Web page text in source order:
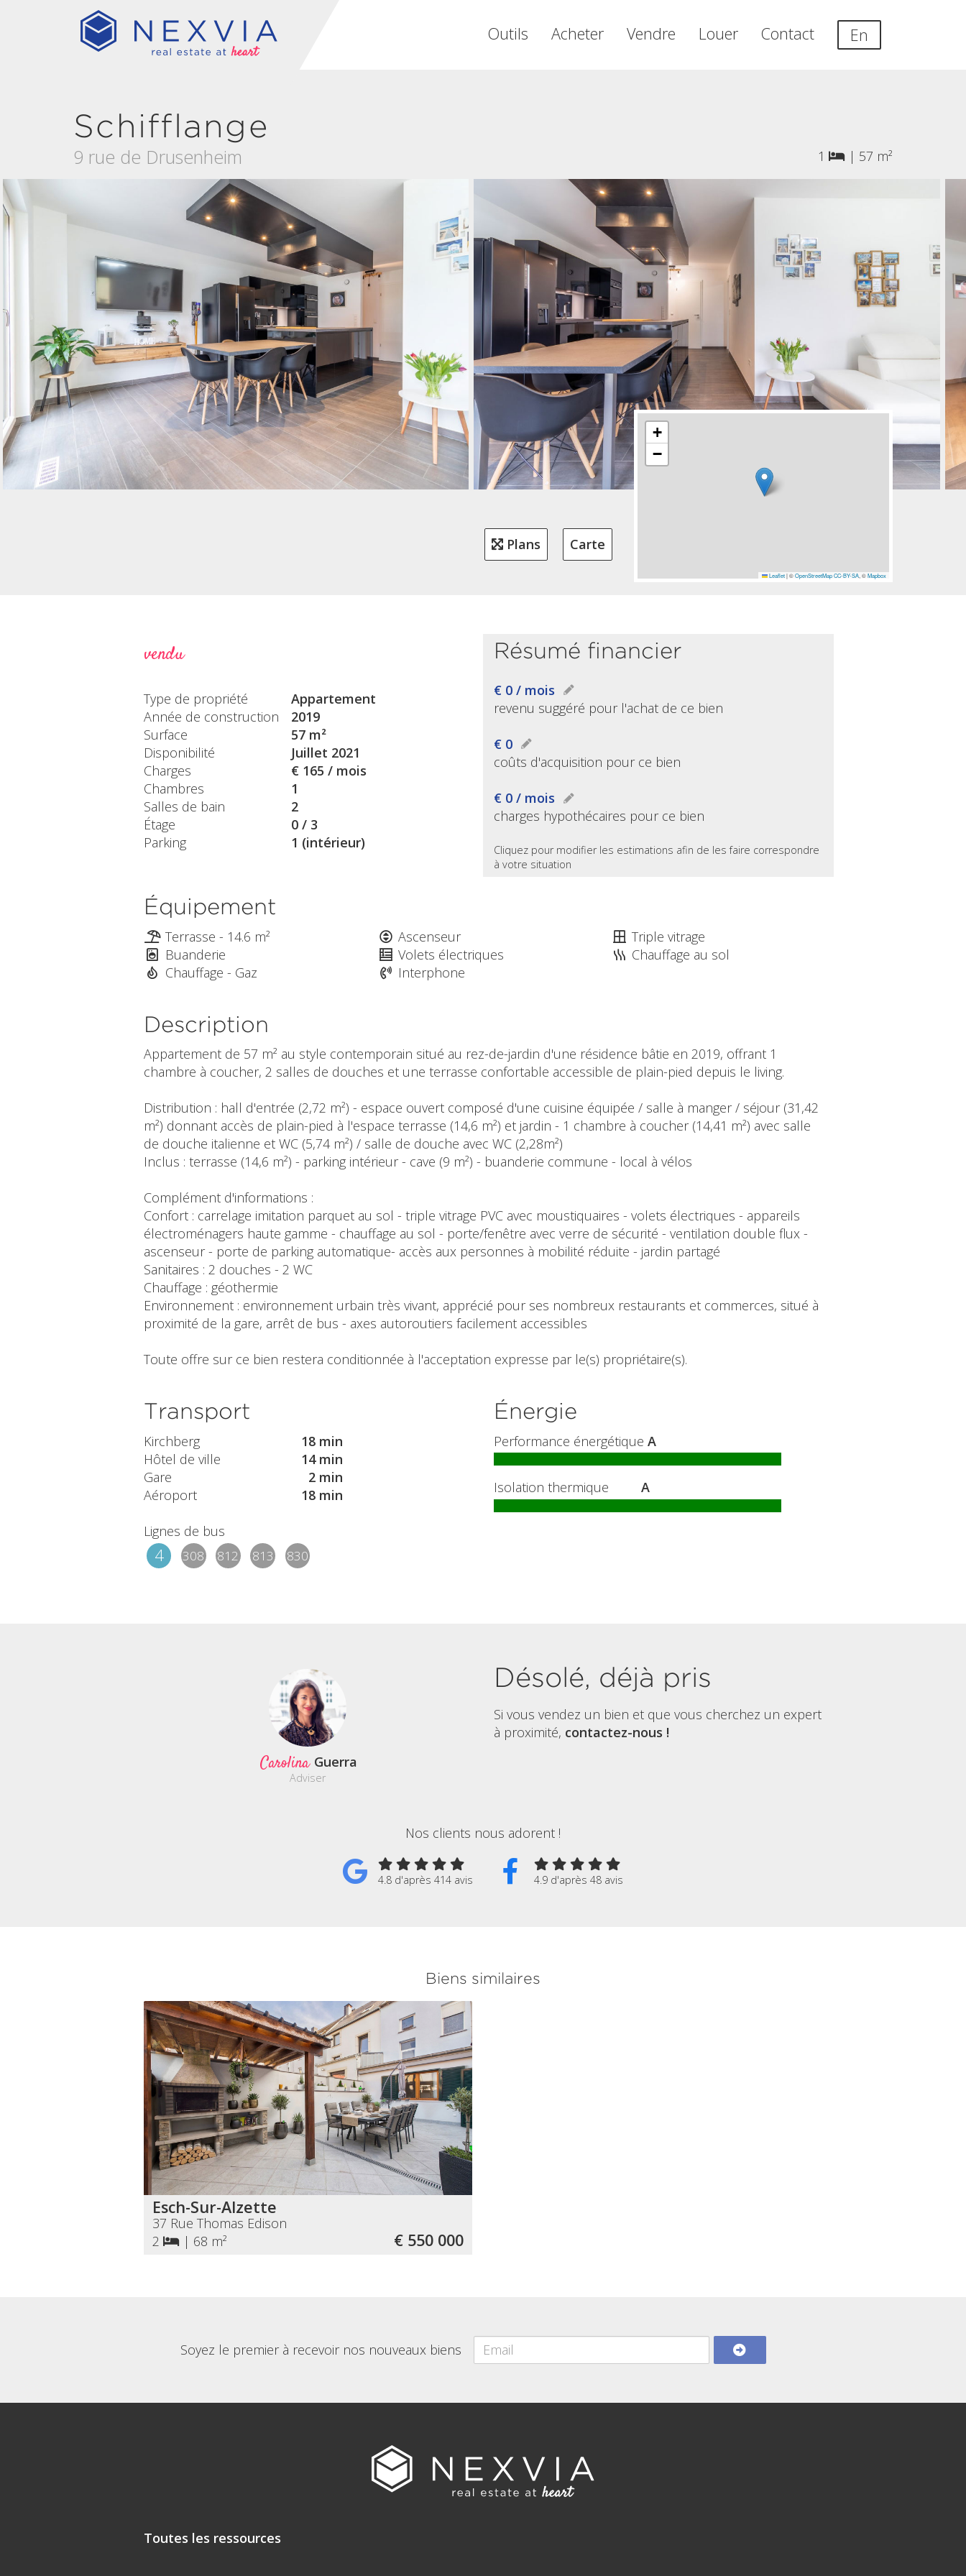
Outils Acheter Vendre Louer Contact En
Schifflange
9 rue de Drusenheim 1 | 57 m²
Plans Carte
+
−
Leaflet |©OpenStreetMap CC-BY-SA, ©Mapbox
vendu
Type de propriété
Appartement
Année de construction
2019
Surface
57 m²
Disponibilité
Juillet 2021
Charges
€ 165 / mois
Chambres
1
Salles de bain
2
Étage
0 / 3
Parking
1 (intérieur)
Résumé financier
€ 0 / mois
revenu suggéré pour l'achat de ce bien
€ 0
coûts d'acquisition pour ce bien
€ 0 / mois
charges hypothécaires pour ce bien
Cliquez pour modifier les estimations afin de les faire correspondre
à votre situation
Équipement
Terrasse - 14.6 m²
Buanderie
Chauffage - Gaz
Ascenseur
Volets électriques
Interphone
Triple vitrage
Chauffage au sol
Description
Appartement de 57 m² au style contemporain situé au rez-de-jardin d'une résidence bâtie en 2019, offrant 1
chambre à coucher, 2 salles de douches et une terrasse confortable accessible de plain-pied depuis le living.
Distribution : hall d'entrée (2,72 m²) - espace ouvert composé d'une cuisine équipée / salle à manger / séjour (31,42
m²) donnant accès de plain-pied à l'espace terrasse (14,6 m²) et jardin - 1 chambre à coucher (14,41 m²) avec salle
de douche italienne et WC (5,74 m²) / salle de douche avec WC (2,28m²)
Inclus : terrasse (14,6 m²) - parking intérieur - cave (9 m²) - buanderie commune - local à vélos
Complément d'informations :
Confort : carrelage imitation parquet au sol - triple vitrage PVC avec moustiquaires - volets électriques - appareils
électroménagers haute gamme - chauffage au sol - porte/fenêtre avec verre de sécurité - ventilation double flux -
ascenseur - porte de parking automatique- accès aux personnes à mobilité réduite - jardin partagé
Sanitaires : 2 douches - 2 WC
Chauffage : géothermie
Environnement : environnement urbain très vivant, apprécié pour ses nombreux restaurants et commerces, situé à
proximité de la gare, arrêt de bus - axes autoroutiers facilement accessibles
Toute offre sur ce bien restera conditionnée à l'acceptation expresse par le(s) propriétaire(s).
Transport
Kirchberg
18 min
Hôtel de ville
14 min
Gare
2 min
Aéroport
18 min
Lignes de bus
4 308 812 813 830
Énergie
Performance énergétique A
Isolation thermique A
Carolina Guerra
Adviser
Désolé, déjà pris
Si vous vendez un bien et que vous cherchez un expert
à proximité, contactez-nous !
Nos clients nous adorent !
4.8 d'après 414 avis 4.9 d'après 48 avis
Biens similaires
Esch-Sur-Alzette
37 Rue Thomas Edison
2
| 68 m² € 550 000
Soyez le premier à recevoir nos nouveaux biens
Toutes les ressources